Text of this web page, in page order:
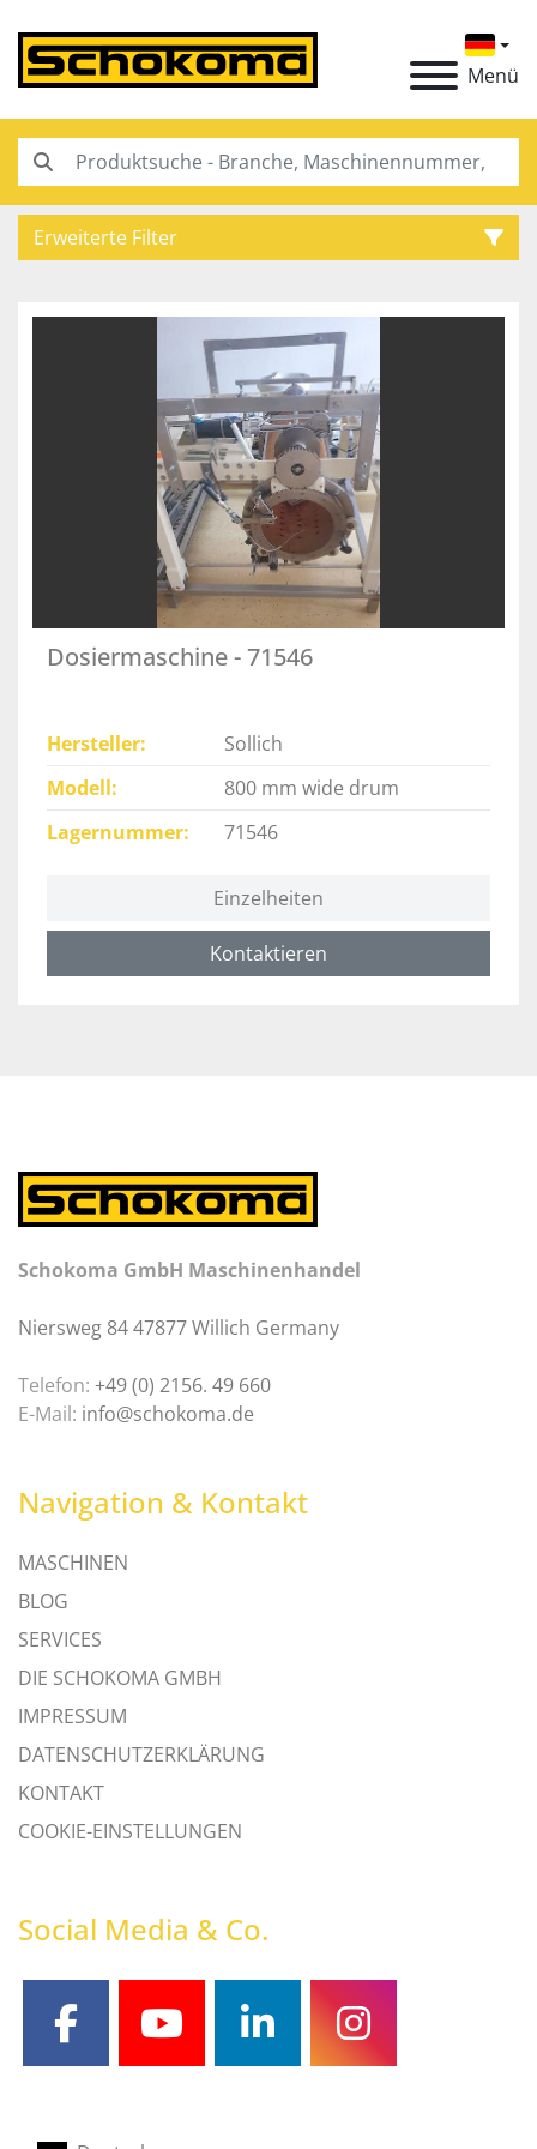
Menü
Erweiterte Filter
Dosiermaschine - 71546
Hersteller
Sollich
Modell
800 mm wide drum
Lagernummer
71546
Einzelheiten
Kontaktieren
Schokoma GmbH Maschinenhandel
Niersweg 84 47877 Willich Germany
Telefon: +49 (0) 2156. 49 660
E-Mail: info@schokoma.de
Navigation & Kontakt
MASCHINEN
BLOG
SERVICES
DIE SCHOKOMA GMBH
IMPRESSUM
DATENSCHUTZERKLÄRUNG
KONTAKT
COOKIE-EINSTELLUNGEN
Social Media & Co.
facebookyoutubelinkedininstagram